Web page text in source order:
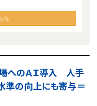
ら
場へのＡＩ導入 人手
の向上にも寄与＝